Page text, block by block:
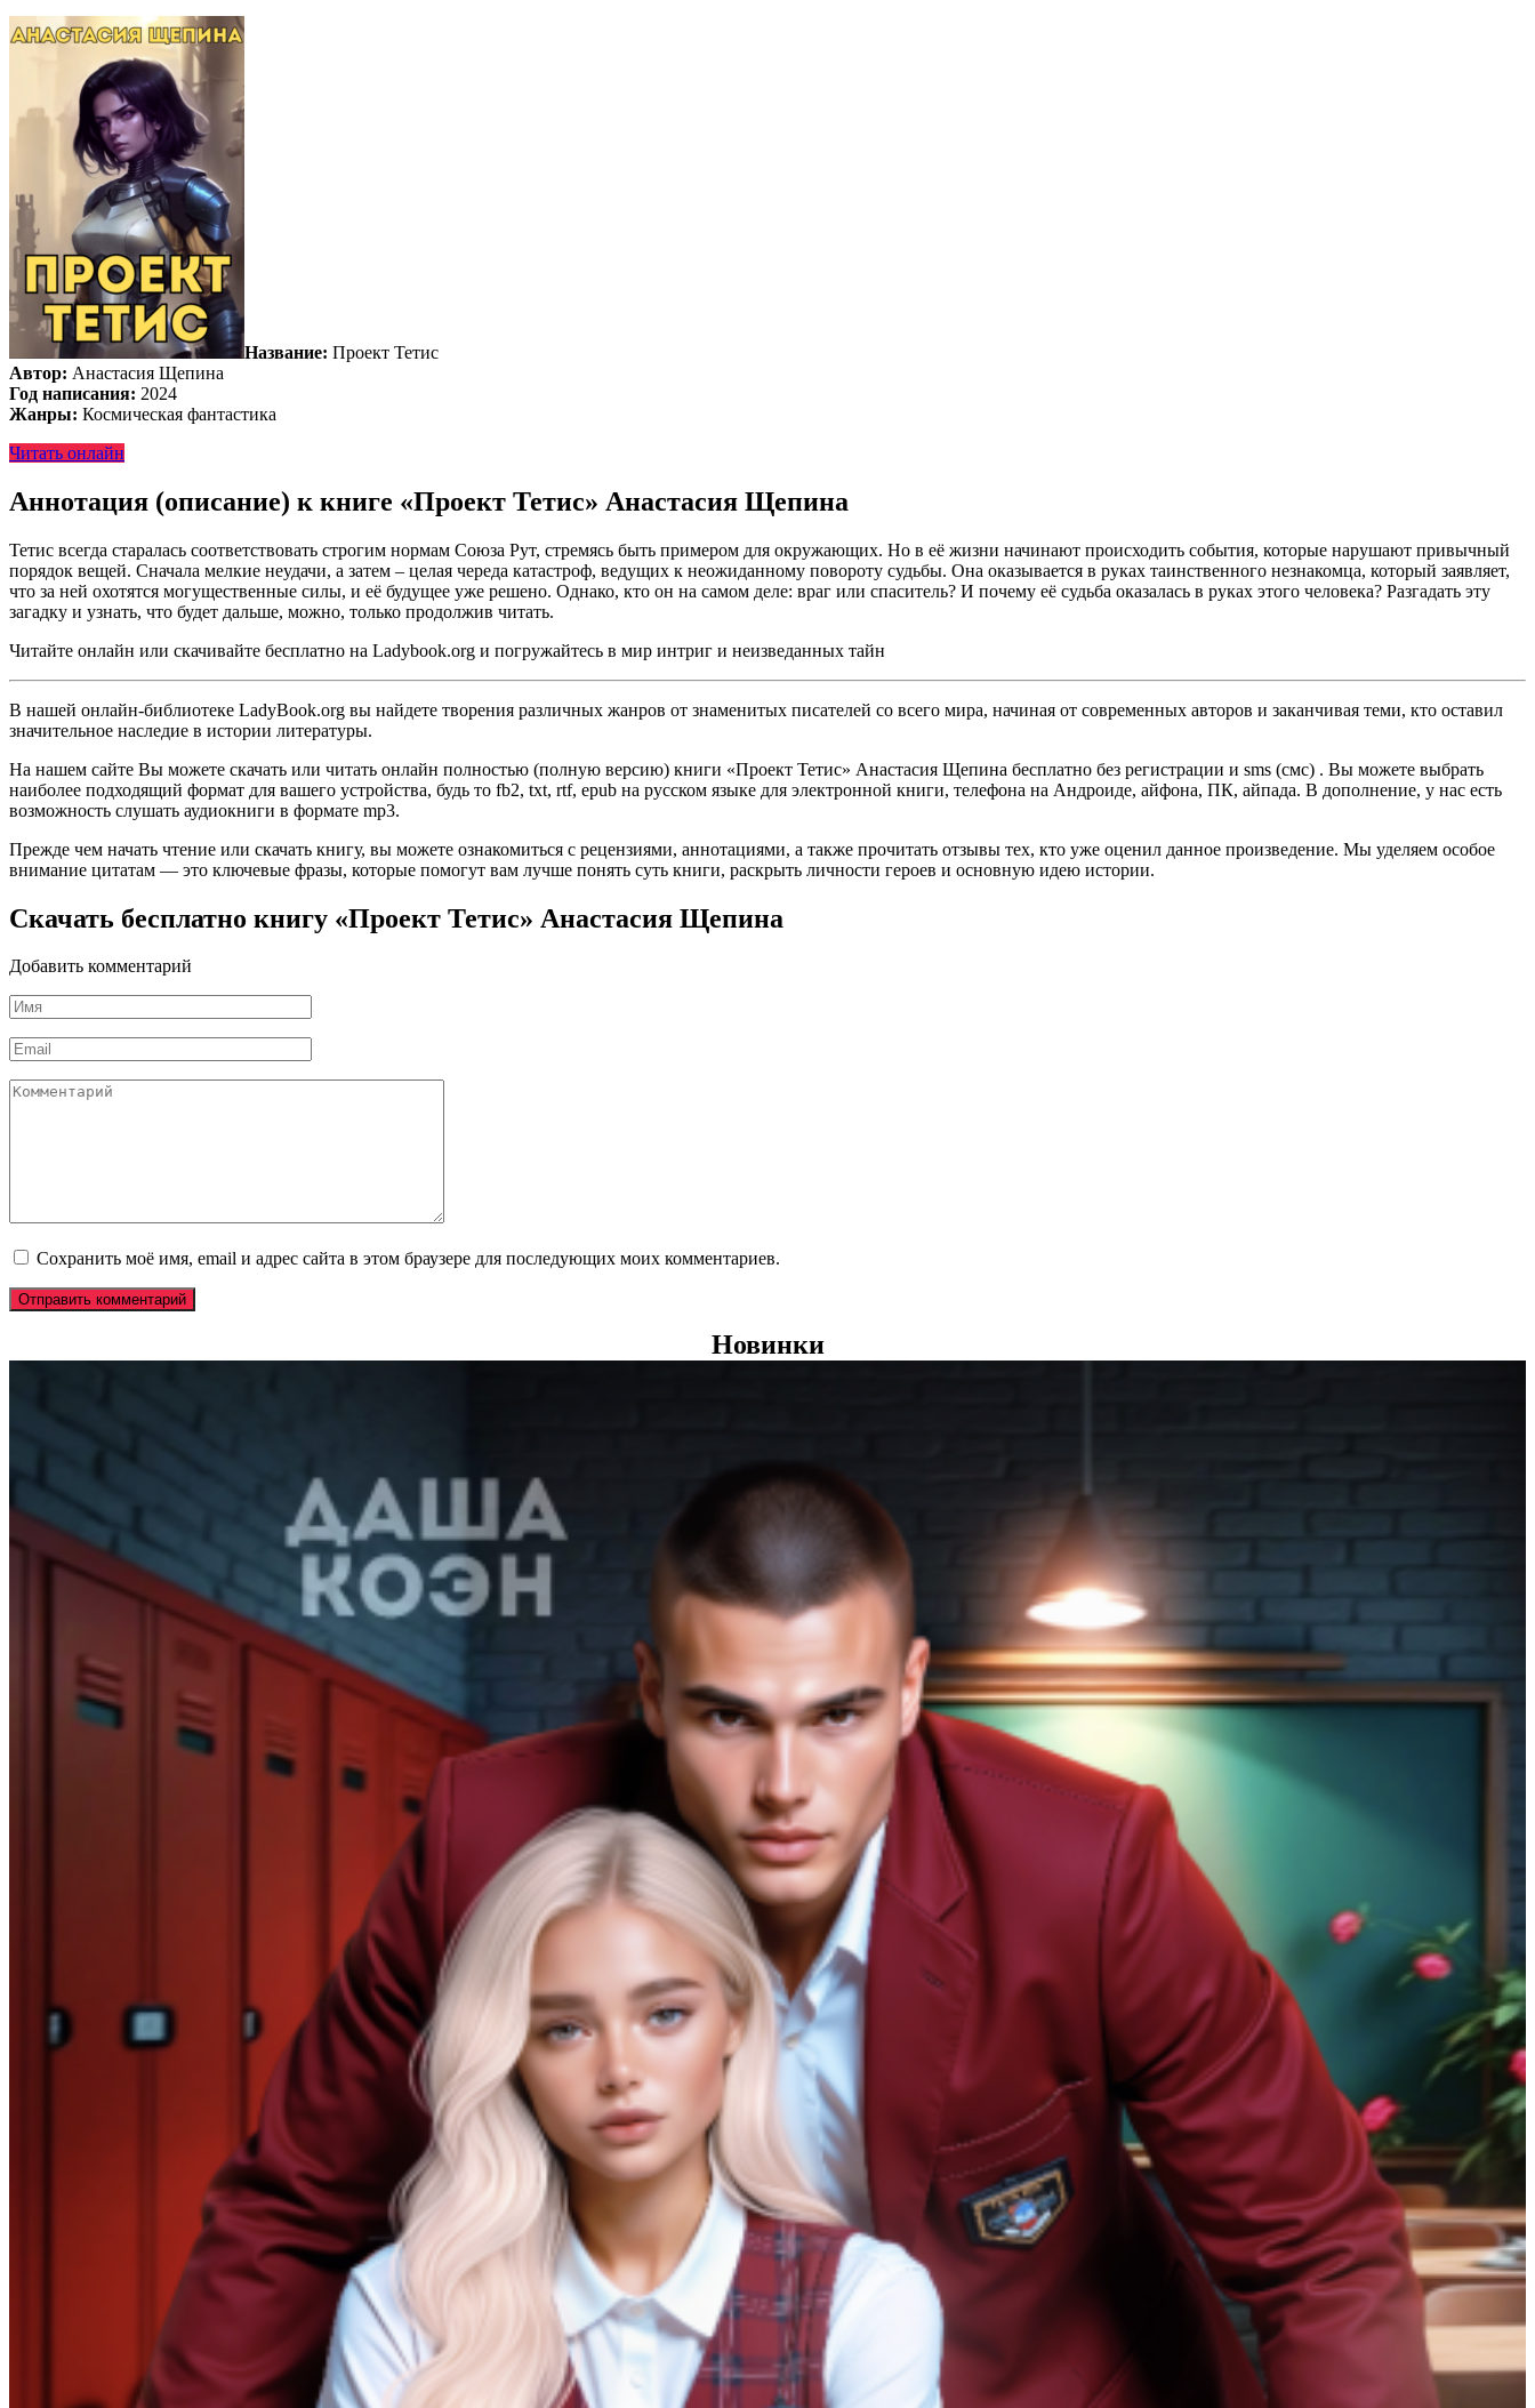
Название: Проект Тетис
Автор: Анастасия Щепина
Год написания: 2024
Жанры: Космическая фантастика
Читать онлайн
Аннотация (описание) к книге «Проект Тетис» Анастасия Щепина
Тетис всегда старалась соответствовать строгим нормам Союза Рут, стремясь быть примером для окружающих. Но в её жизни начинают происходить события, которые нарушают привычный
порядок вещей. Сначала мелкие неудачи, а затем – целая череда катастроф, ведущих к неожиданному повороту судьбы. Она оказывается в руках таинственного незнакомца, который заявляет,
что за ней охотятся могущественные силы, и её будущее уже решено. Однако, кто он на самом деле: враг или спаситель? И почему её судьба оказалась в руках этого человека? Разгадать эту
загадку и узнать, что будет дальше, можно, только продолжив читать.
Читайте онлайн или скачивайте бесплатно на Ladybook.org и погружайтесь в мир интриг и неизведанных тайн
В нашей онлайн-библиотеке LadyBook.org вы найдете творения различных жанров от знаменитых писателей со всего мира, начиная от современных авторов и заканчивая теми, кто оставил
значительное наследие в истории литературы.
На нашем сайте Вы можете скачать или читать онлайн полностью (полную версию) книги «Проект Тетис» Анастасия Щепина бесплатно без регистрации и sms (смс) . Вы можете выбрать
наиболее подходящий формат для вашего устройства, будь то fb2, txt, rtf, epub на русском языке для электронной книги, телефона на Андроиде, айфона, ПК, айпада. В дополнение, у нас есть
возможность слушать аудиокниги в формате mp3.
Прежде чем начать чтение или скачать книгу, вы можете ознакомиться с рецензиями, аннотациями, а также прочитать отзывы тех, кто уже оценил данное произведение. Мы уделяем особое
внимание цитатам — это ключевые фразы, которые помогут вам лучше понять суть книги, раскрыть личности героев и основную идею истории.
Скачать бесплатно книгу «Проект Тетис» Анастасия Щепина
Добавить комментарий
Имя
*
Email
*
Комментарий
Сохранить моё имя, email и адрес сайта в этом браузере для последующих моих комментариев.
Новинки